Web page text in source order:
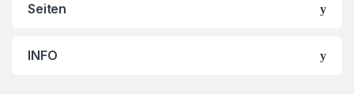
Seiten
INFO